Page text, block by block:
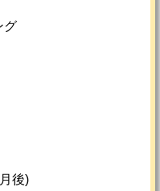
グ
後)